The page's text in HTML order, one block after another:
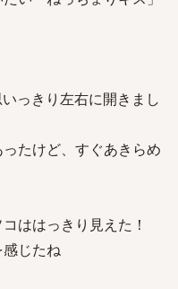
っきり左右に開きまし
たけど、すぐあきらめ
ははっきり見えた！
じたね